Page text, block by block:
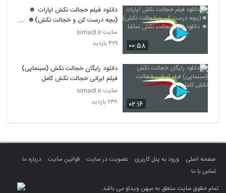
۰۰:۵۸
دانلود فیلم خجالت نکش اپارات ☻
(بچه درست کن و خجالت نکش)☻
دانلود فیلم خجالت نکش نماشا
سایت simadl.ir
۴۲۹ بازدید
۰۲:۱۶
دانلود رایگان خجالت نکش (سبنماپی)
فیلم ایرانی خجالت نکش کامل
سایت simadl.ir
۲۳۸ بازدید
صفحه اصلی ورود به پنل کاربری عضویت در سایت قوانین سایت
درباره ما
تماس با ما
تمام حقوق سایت متعلق به میهن ویدئو می باشد.